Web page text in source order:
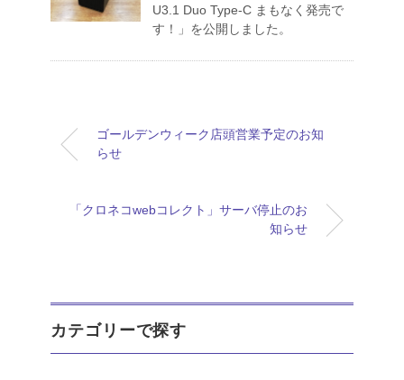
U3.1 Duo Type-C まもなく発売で
す！」を公開しました。
ゴールデンウィーク店頭営業予定のお知
らせ
「クロネコwebコレクト」サーバ停止のお
知らせ
カテゴリーで探す